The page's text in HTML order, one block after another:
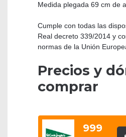
Medida plegada 69 cm de
Cumple con todas las
Real decreto 339/2014 y
normas de la Unión
Precios y
comprar
999